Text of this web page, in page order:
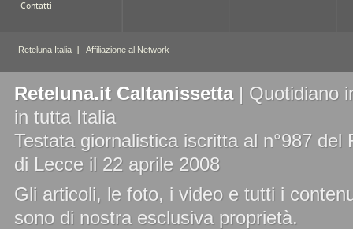
Reteluna.it Caltanissetta| Quotidiano
in tutta Italia
Testata giornalistica iscritta al n°987
di Lecce il 22 aprile 2008
Gli articoli, le foto, i video e tutti i
sono di nostra esclusiva proprietà.